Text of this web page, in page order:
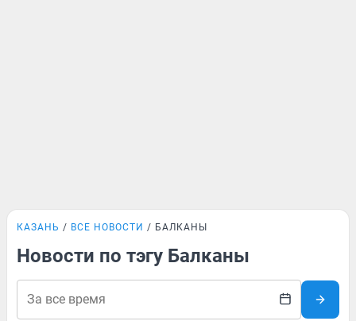
КАЗАНЬ ВСЕ НОВОСТИ БАЛКАНЫ
Новости по тэгу Балканы